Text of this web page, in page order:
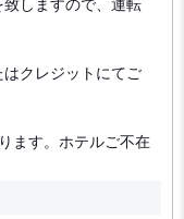
クレジットにてご
ます。ホテルご不在